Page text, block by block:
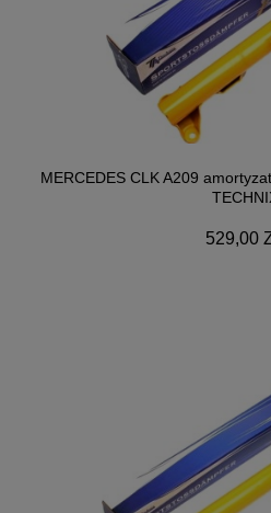
MERCEDES CLK A209
529,00